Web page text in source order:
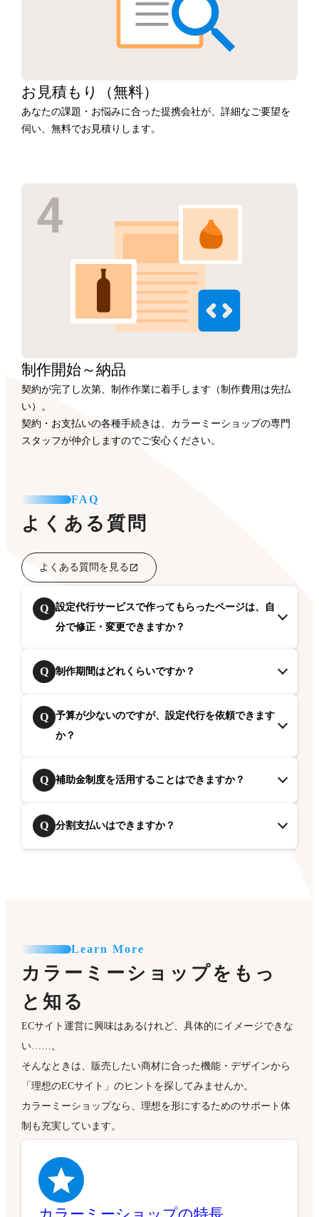
お見積もり （無料）
あなたの課題・お悩みに合った提携会社が、詳細なご要望を
伺い、無料でお見積りします。
制作開始～納品
契約が完了し次第、制作作業に着手します（制作費用は先払
い）。
契約・お支払いの各種手続きは、カラーミーショップの専門
スタッフが仲介しますのでご安心ください。
FAQ
よくある質問
よくある質問を見る
Q
設定代行サービスで作ってもらったページは、自
分で修正・変更できますか？
Q 制作期間はどれくらいですか？
Q
予算が少ないのですが、設定代行を依頼できます
か？
Q 補助金制度を活用することはできますか？
Q 分割支払いはできますか？
Learn More
カラーミーショップをもっ
と知る
ECサイト運営に興味はあるけれど、具体的にイメージできな
い……。
そんなときは、販売したい商材に合った機能・デザインから
「理想のECサイト」のヒントを探してみませんか。
カラーミーショップなら、理想を形にするためのサポート体
制も充実しています。